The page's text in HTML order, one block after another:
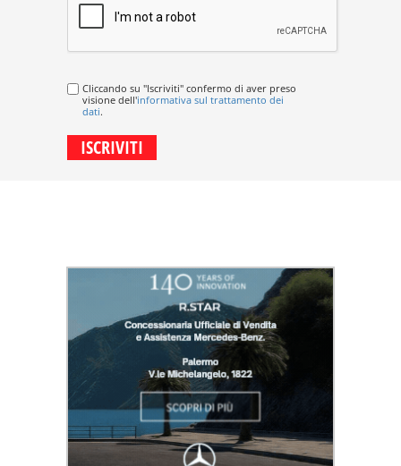
Cliccando su "Iscriviti" confermo di aver preso
visione dell'informativa sul trattamento dei
dati.